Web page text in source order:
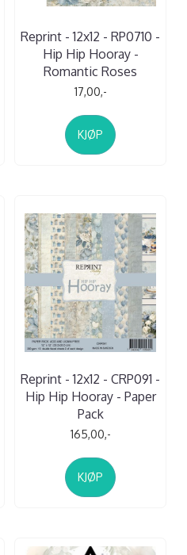
Reprint - 12x12 - RP0710 -
Hip Hip Hooray -
Romantic Roses
17,00,-
KJØP
Reprint - 12x12 - CRP091 -
Hip Hip Hooray - Paper
Pack
165,00,-
KJØP